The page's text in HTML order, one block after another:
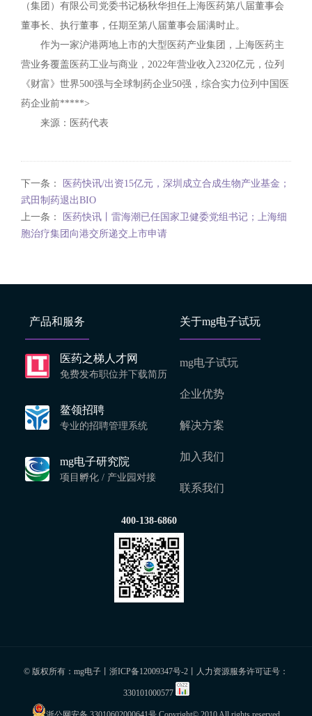
（集团）有限公司党委书记杨秋华担任上海医药第八届董事会
董事长、执行董事，任期至第八届董事会届满时止。
作为一家沪港两地上市的大型医药产业集团，上海医药主
营业务覆盖医药工业与商业，2022年营业收入2320亿元，位列
《财富》世界500强与全球制药企业50强，综合实力位列中国医
药企业前*****>
来源：医药代表
下一条：
医药快讯/出资15亿元，深圳成立合成生物产业基金；
武田制药退出BIO
上一条：
医药快讯丨雷海潮已任国家卫健委党组书记；上海细
胞治疗集团向港交所递交上市申请
产品和服务
医药之梯人才网
免费发布职位并下载简历
鳌领招聘
专业的招聘管理系统
mg电子研究院
项目孵化 / 产业园对接
关于mg电子试玩
mg电子试玩
企业优势
解决方案
加入我们
联系我们
400-138-6860
© 版权所有：mg电子丨 浙ICP备12009347号-2 丨人力资源服务许可证号：
330101000577